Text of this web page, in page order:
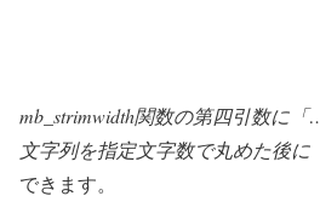
mb_strimwidth関数の第四引数に「
文字列を指定文字数で丸めた後
できます。